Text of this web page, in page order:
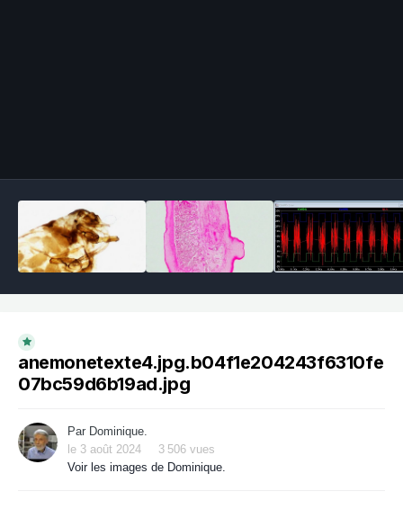
anemonetexte4.jpg.b04f1e204243f6310fe
07bc59d6b19ad.jpg
Par Dominique.
le 3 août 2024
3 506 vues
Voir les images de Dominique.